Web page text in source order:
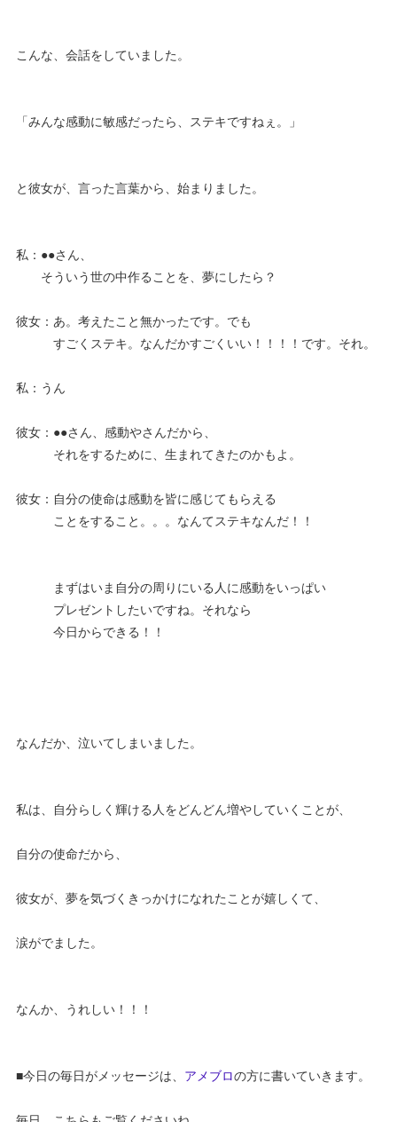
こんな、会話をしていました。
「みんな感動に敏感だったら、ステキですねぇ。」
と彼女が、言った言葉から、始まりました。
私：●●さん、
そういう世の中作ることを、夢にしたら？
彼女：あ。考えたこと無かったです。でも
すごくステキ。なんだかすごくいい！！！！です。それ。
私：うん
彼女：●●さん、感動やさんだから、
それをするために、生まれてきたのかもよ。
彼女：自分の使命は感動を皆に感じてもらえる
ことをすること。。。なんてステキなんだ！！
まずはいま自分の周りにいる人に感動をいっぱい
プレゼントしたいですね。それなら
今日からできる！！
なんだか、泣いてしまいました。
私は、自分らしく輝ける人をどんどん増やしていくことが、
自分の使命だから、
彼女が、夢を気づくきっかけになれたことが嬉しくて、
涙がでました。
なんか、うれしい！！！
■今日の毎日がメッセージは、 アメブロの方に書いていきます。